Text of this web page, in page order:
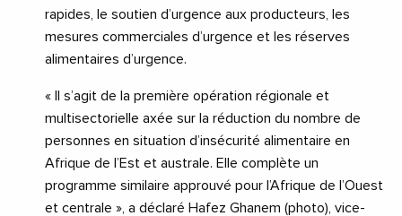
rapides, le soutien d’urgence aux producteurs, les
mesures commerciales d’urgence et les réserves
alimentaires d’urgence.
« Il s’agit de la première opération régionale et
multisectorielle axée sur la réduction du nombre de
personnes en situation d’insécurité alimentaire en
Afrique de l’Est et australe. Elle complète un
programme similaire approuvé pour l’Afrique de l’Ouest
et centrale », a déclaré Hafez Ghanem (photo), vice-